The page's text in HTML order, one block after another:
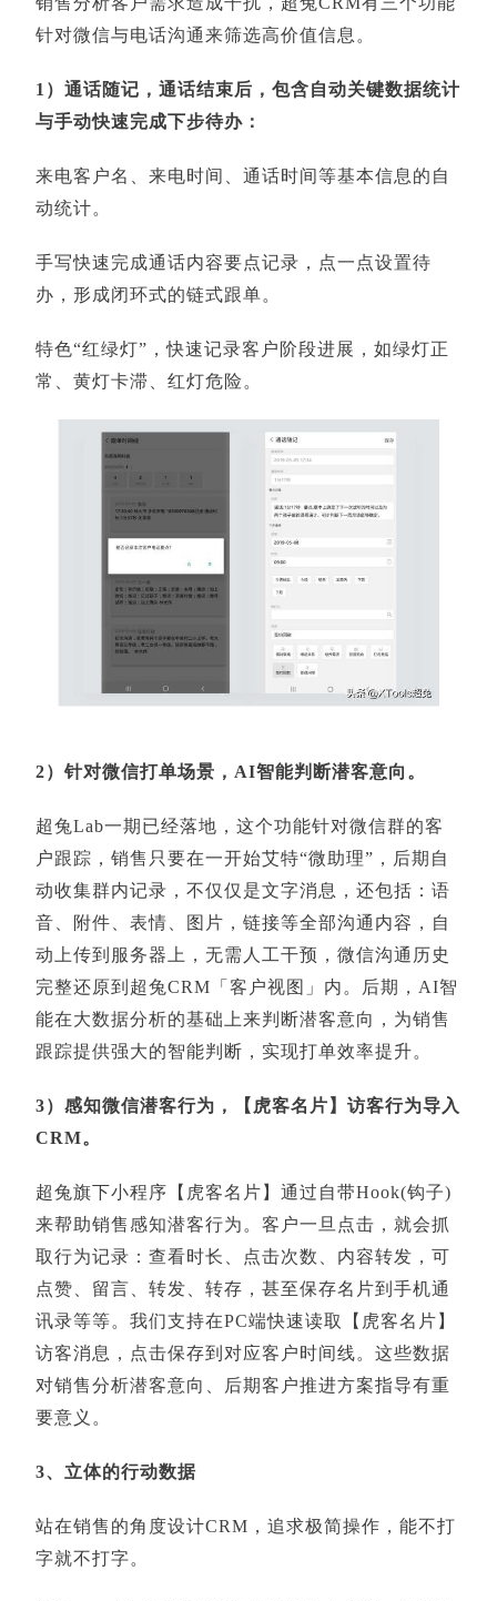
针对微信与电话沟通来筛选高价值信息。
1）通话随记，通话结束后，包含自动关键数据统计
与手动快速完成下步待办：
来电客户名、来电时间、通话时间等基本信息的自
动统计。
手写快速完成通话内容要点记录，点一点设置待
办，形成闭环式的链式跟单。
特色“红绿灯”，快速记录客户阶段进展，如绿灯正
常、黄灯卡滞、红灯危险。
2）针对微信打单场景，AI智能判断潜客意向。
超兔Lab一期已经落地，这个功能针对微信群的客
户跟踪，销售只要在一开始艾特“微助理”，后期自
动收集群内记录，不仅仅是文字消息，还包括：语
音、附件、表情、图片，链接等全部沟通内容，自
动上传到服务器上，无需人工干预，微信沟通历史
完整还原到超兔CRM「客户视图」内。后期，AI智
能在大数据分析的基础上来判断潜客意向，为销售
跟踪提供强大的智能判断，实现打单效率提升。
3）感知微信潜客行为，【虎客名片】访客行为导入
CRM。
超兔旗下小程序【虎客名片】通过自带Hook(钩子)
来帮助销售感知潜客行为。客户一旦点击，就会抓
取行为记录：查看时长、点击次数、内容转发，可
点赞、留言、转发、转存，甚至保存名片到手机通
讯录等等。我们支持在PC端快速读取【虎客名片】
访客消息，点击保存到对应客户时间线。这些数据
对销售分析潜客意向、后期客户推进方案指导有重
要意义。
3、立体的行动数据
站在销售的角度设计CRM，追求极简操作，能不打
字就不打字。